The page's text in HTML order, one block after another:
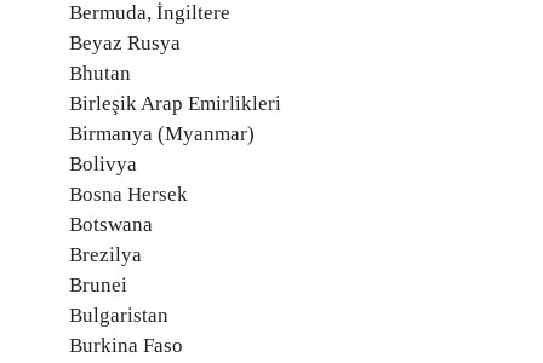
Bermuda, İngiltere
Beyaz Rusya
Bhutan
Birleşik Arap Emirlikleri
Birmanya (Myanmar)
Bolivya
Bosna Hersek
Botswana
Brezilya
Brunei
Bulgaristan
Burkina Faso